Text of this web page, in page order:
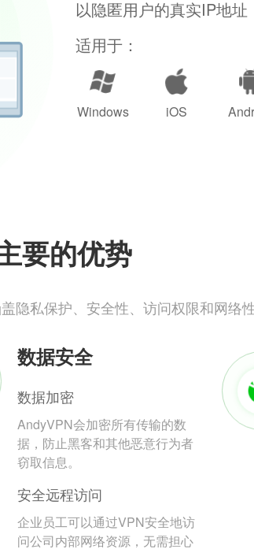
以隐匿用户的真实IP地址
适用于：
Windows iOS
要的优势
隐私保护、安全性、访问权限和网络
数据安全
数据加密
AndyVPN会加密所有传输的数
据，防止黑客和其他恶意行为者
窃取信息。
安全远程访问
企业员工可以通过VPN安全地访
问公司内部网络资源，无需担心